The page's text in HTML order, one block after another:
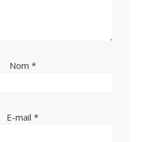
Nom *
E-mail *